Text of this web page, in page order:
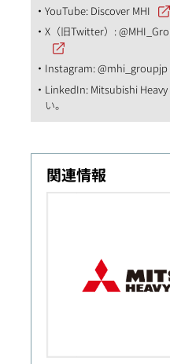
YouTube: Discover MHI
X（旧Twitter）:
Instagram:@mhi_groupjp
LinkedIn: Mitsubishi
い。
関連情報